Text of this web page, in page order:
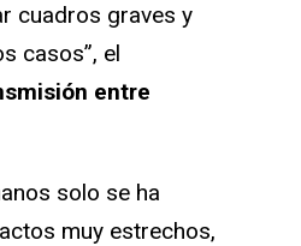
cuadros graves y
casos”, el
entre
solo se ha
muy estrechos,